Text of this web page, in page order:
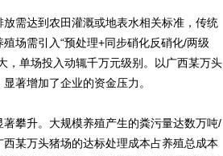
需达到农田灌溉或地表水相关标准，传统
场需引入“预处理+同步硝化反硝化/两级
，单场投入动辄千万元级别。以广西某万头
著增加了企业的资金压力。
攀升。大规模养殖产生的粪污量达数万吨/
某万头猪场的达标处理成本占养殖总成本